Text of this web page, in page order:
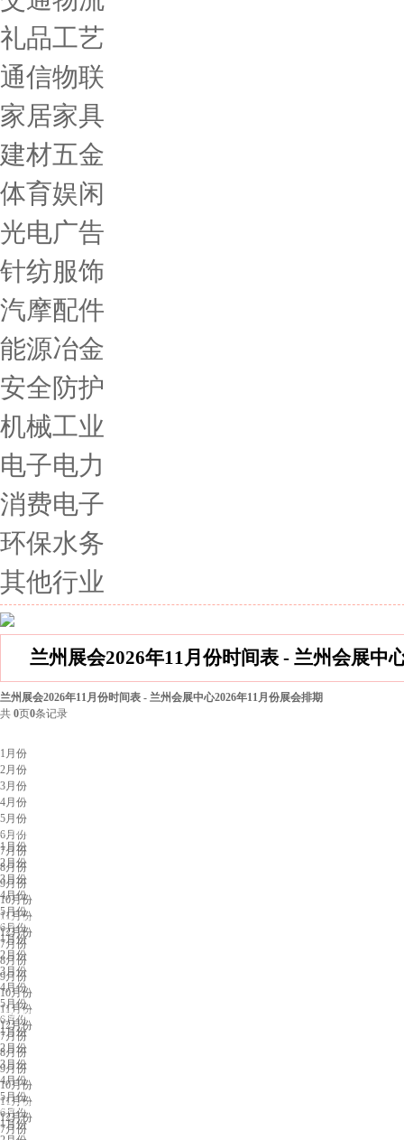
礼品工艺
通信物联
家居家具
建材五金
体育娱闲
光电广告
针纺服饰
汽摩配件
能源冶金
安全防护
机械工业
电子电力
消费电子
环保水务
其他行业
兰州展会2026年11月份时间表 - 兰州会展中
兰州展会2026年11月份时间表 - 兰州会展中心2026年11月份展会排期
共 0页0条记录
1月份
2月份
3月份
4月份
5月份
6月份
7月份
8月份
9月份
10月份
11月份
12月份
上海展会排期
1月份
2月份
3月份
4月份
5月份
6月份
7月份
8月份
9月份
10月份
11月份
12月份
广州展会排期
1月份
2月份
3月份
4月份
5月份
6月份
7月份
8月份
9月份
10月份
11月份
12月份
深圳展会排期
1月份
2月份
3月份
4月份
5月份
6月份
7月份
武汉展会排期
1月份